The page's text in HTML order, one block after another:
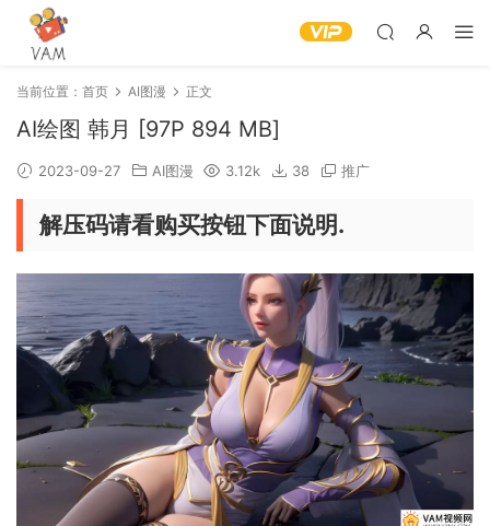
当前位置： 首页 AI图漫 正文
AI绘图 韩月 [97P 894 MB]
2023-09-27 AI图漫 3.12k 38 推广
解压码请看购买按钮下面说明.